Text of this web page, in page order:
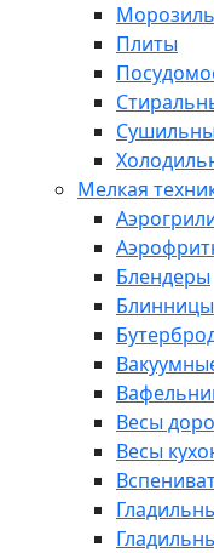
Плиты
Мелкая
Блендеры
Блинницы
Весы
Весы